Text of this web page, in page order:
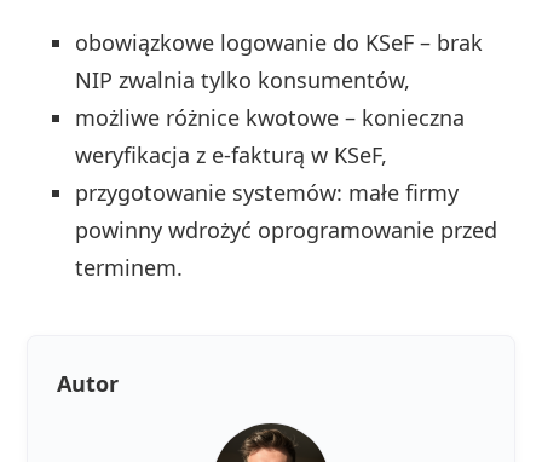
obowiązkowe logowanie do KSeF – brak
NIP zwalnia tylko konsumentów,
możliwe różnice kwotowe – konieczna
weryfikacja z e‑fakturą w KSeF,
przygotowanie systemów: małe firmy
powinny wdrożyć oprogramowanie przed
terminem.
Autor